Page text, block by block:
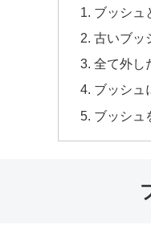
ブッシュ
古いブッ
全て外し
ブッシュ
ブッシュ